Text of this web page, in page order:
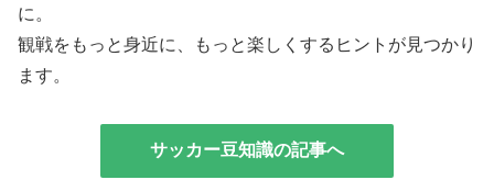
に。
観戦をもっと身近に、もっと楽しくするヒントが見つかり
ます。
サッカー豆知識の記事へ